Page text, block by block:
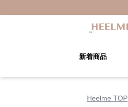
新着商品
Heelme TOP